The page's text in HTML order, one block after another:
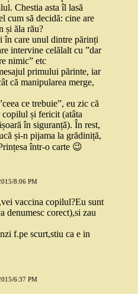
Chestia asta îl lasă
cum să decidă: cine are
și ăla rău?
în care unul dintre părinți
intervine celălalt cu ”dar
nimic” etc
primului părinte, iar
că manipularea merge,
ce trebuie”, eu zic că
și fericit (atâta
în siguranță). În rest,
și-n pijama la grădiniță,
într-o carte 😉
8:06 PM
vaccina copilul?Eu sunt
denumesc corect),si zau
f.pe scurt,stiu ca e in
6:37 PM